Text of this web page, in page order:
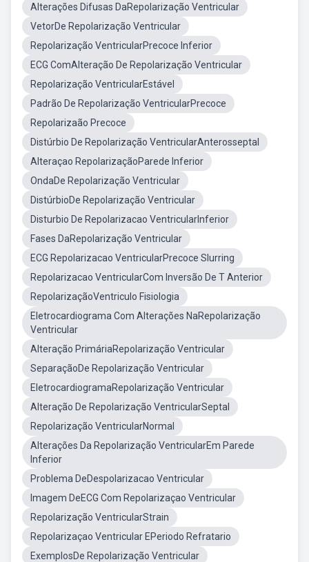
Alterações Difusas DaRepolarização Ventricular
VetorDe Repolarização Ventricular
Repolarização VentricularPrecoce Inferior
ECG ComAlteração De Repolarização Ventricular
Repolarização VentricularEstável
Padrão De Repolarização VentricularPrecoce
Repolarizaão Precoce
Distúrbio De Repolarização VentricularAnterosseptal
Alteraçao RepolarizaçãoParede Inferior
OndaDe Repolarização Ventricular
DistúrbioDe Repolarização Ventricular
Disturbio De Repolarizacao VentricularInferior
Fases DaRepolarização Ventricular
ECG Repolarizacao VentricularPrecoce Slurring
Repolarizacao VentricularCom Inversão De T Anterior
RepolarizaçãoVentriculo Fisiologia
Eletrocardiograma Com Alterações NaRepolarização
Ventricular
Alteração PrimáriaRepolarização Ventricular
SeparaçãoDe Repolarização Ventricular
EletrocardiogramaRepolarização Ventricular
Alteração De Repolarização VentricularSeptal
Repolarização VentricularNormal
Alterações Da Repolarização VentricularEm Parede
Inferior
Problema DeDespolarizacao Ventricular
Imagem DeECG Com Repolarizaçao Ventricular
Repolarização VentricularStrain
Repolarizaçao Ventricular EPeriodo Refratario
ExemplosDe Repolarização Ventricular